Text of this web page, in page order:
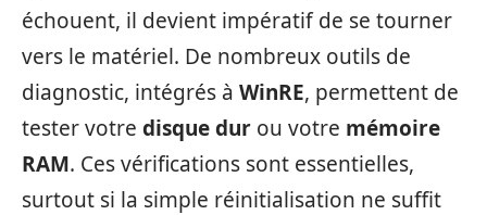
échouent, il devient impératif de se tourner
vers le matériel. De nombreux outils de
diagnostic, intégrés à WinRE, permettent de
tester votre disque dur ou votre mémoire
RAM. Ces vérifications sont essentielles,
surtout si la simple réinitialisation ne suffit